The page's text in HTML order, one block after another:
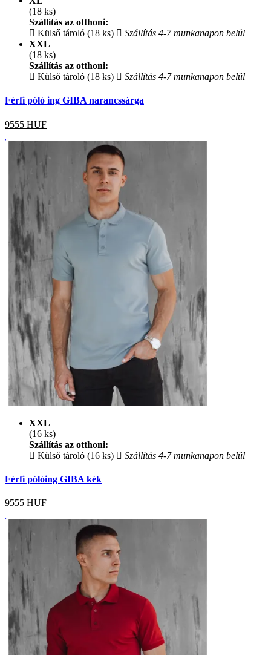
(18 ks)
Szállítás az otthoni:
Külső tároló (18 ks)
Szállítás 4-7 munkanapon belül
XXL
(18 ks)
Szállítás az otthoni:
Külső tároló (18 ks)
Szállítás 4-7 munkanapon belül
Férfi póló ing GIBA narancssárga
9555 HUF
XXL
(16 ks)
Szállítás az otthoni:
Külső tároló (16 ks)
Szállítás 4-7 munkanapon belül
Férfi pólóing GIBA kék
9555 HUF